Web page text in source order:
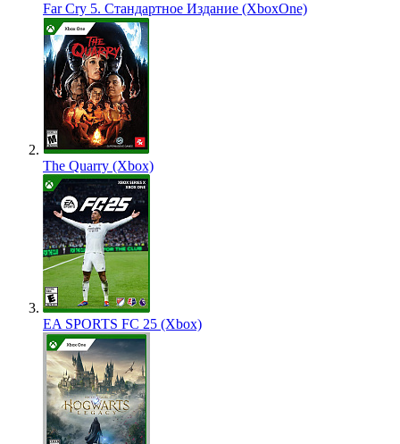
Far Cry 5. Стандартное Издание (XboxOne)
The Quarry (Xbox)
EA SPORTS FC 25 (Xbox)